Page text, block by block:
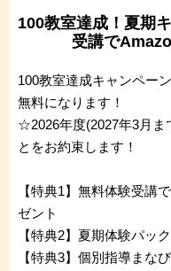
100教室達成！夏期
受講で
100教室達成キャンペー
無料になります！
☆2026年度(2027年3月ま
とをお約束します！
【特典1】無料体験受講
ゼント
【特典2】夏期体験パッ
【特典3】個別指導まな